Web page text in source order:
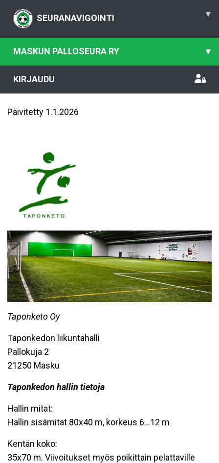
SEURANAVIGOINTI ▾
MASKUN PALLOSEURA RY ▾
KIRJAUDU
Päivitetty 1.1.2026
Taponketo Oy
Taponkedon liikuntahalli
Pallokuja 2
21250 Masku
Taponkedon hallin tietoja
Hallin mitat:
Hallin sisämitat 80x40 m, korkeus 6...12 m
Kentän koko:
35x70 m. Viivoitukset myös poikittain pelattaville